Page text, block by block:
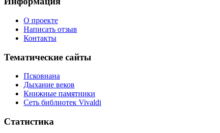
О проекте
Написать отзыв
Контакты
Тематические сайты
Псковиана
Дыхание веков
Книжные памятники
Сеть библиотек Vivaldi
Статистика